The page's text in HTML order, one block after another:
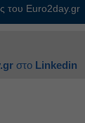
του Euro2day.gr
στο Linkedin